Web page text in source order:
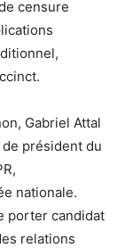
censure
Gabriel Attal
président du
nationale.
porter candidat
relations